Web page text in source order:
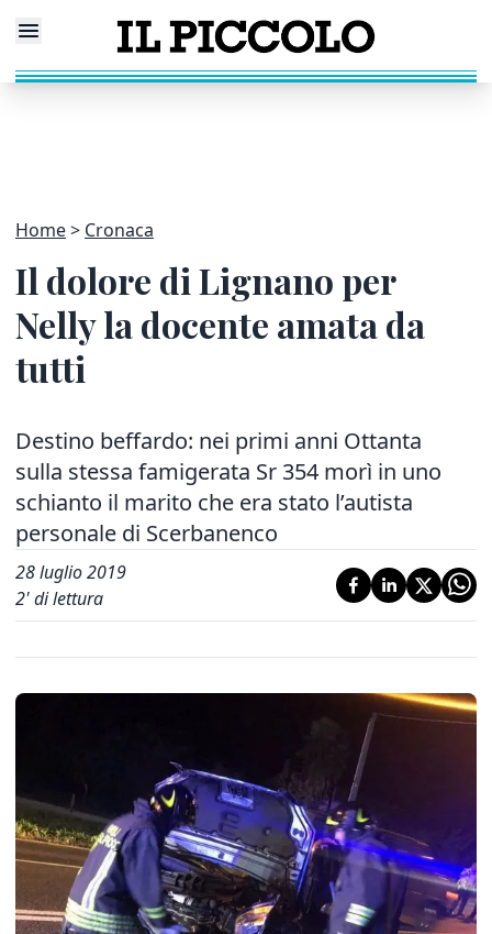
Home Cronaca
Il dolore di Lignano per
Nelly la docente amata da
tutti
Destino beffardo: nei primi anni Ottanta
sulla stessa famigerata Sr 354 morì in uno
schianto il marito che era stato l’autista
personale di Scerbanenco
28 luglio 2019
2' di lettura